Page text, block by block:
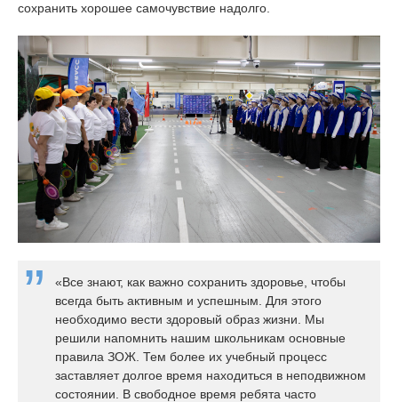
сохранить хорошее самочувствие надолго.
«Все знают, как важно сохранить здоровье, чтобы
всегда быть активным и успешным. Для этого
необходимо вести здоровый образ жизни. Мы
решили напомнить нашим школьникам основные
правила ЗОЖ. Тем более их учебный процесс
заставляет долгое время находиться в неподвижном
состоянии. В свободное время ребята часто